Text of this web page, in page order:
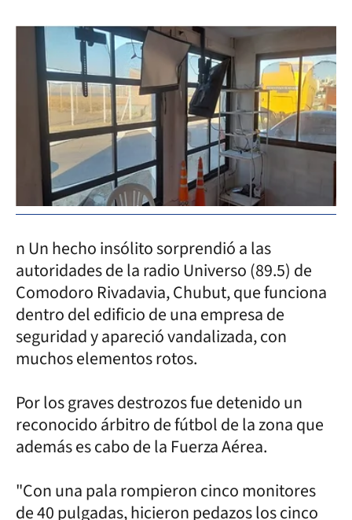
n Un hecho insólito sorprendió a las
autoridades de la radio Universo (89.5) de
Comodoro Rivadavia, Chubut, que funciona
dentro del edificio de una empresa de
seguridad y apareció vandalizada, con
muchos elementos rotos.
Por los graves destrozos fue detenido un
reconocido árbitro de fútbol de la zona que
además es cabo de la Fuerza Aérea.
"Con una pala rompieron cinco monitores
de 40 pulgadas, hicieron pedazos los cinco